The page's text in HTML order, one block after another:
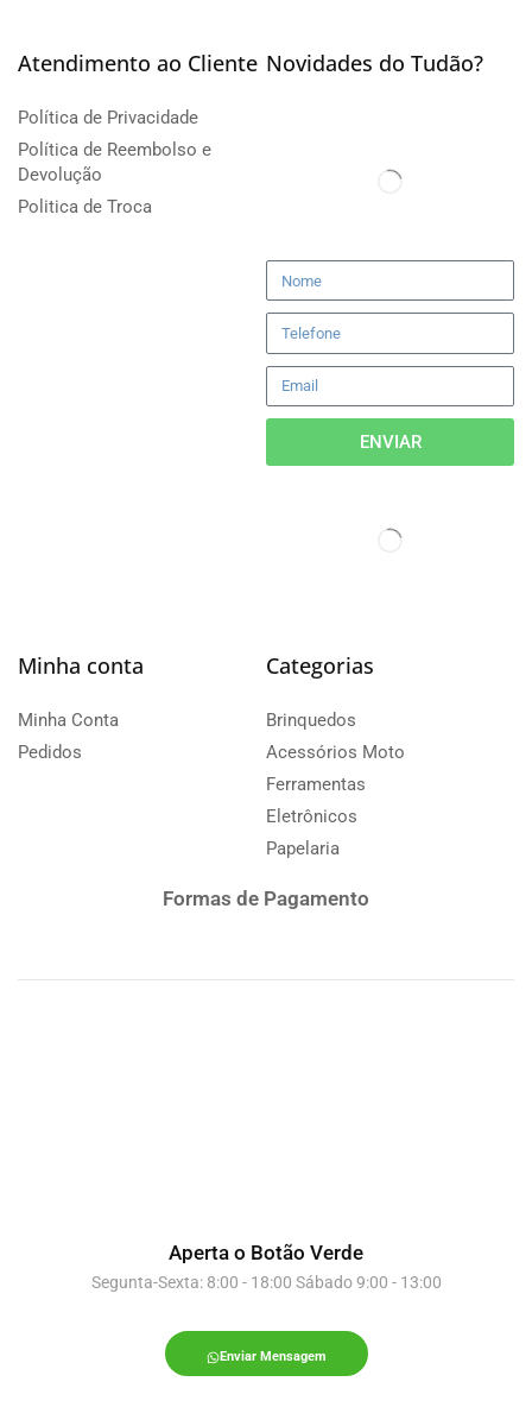
Atendimento ao Cliente
Política de Privacidade
Política de Reembolso e
Devolução
Politica de Troca
Novidades do Tudão?
ENVIAR
Minha conta
Minha Conta
Pedidos
Categorias
Brinquedos
Acessórios Moto
Ferramentas
Eletrônicos
Papelaria
Formas de Pagamento
Aperta o Botão Verde
Segunta-Sexta: 8:00 - 18:00 Sábado 9:00 - 13:00
Enviar Mensagem